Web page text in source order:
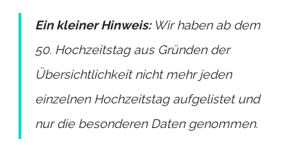
Ein kleiner Hinweis:Wir haben ab dem
50. Hochzeitstag aus Gründen der
Übersichtlichkeit nicht mehr jeden
einzelnen Hochzeitstag aufgelistet und
nur die besonderen Daten genommen.